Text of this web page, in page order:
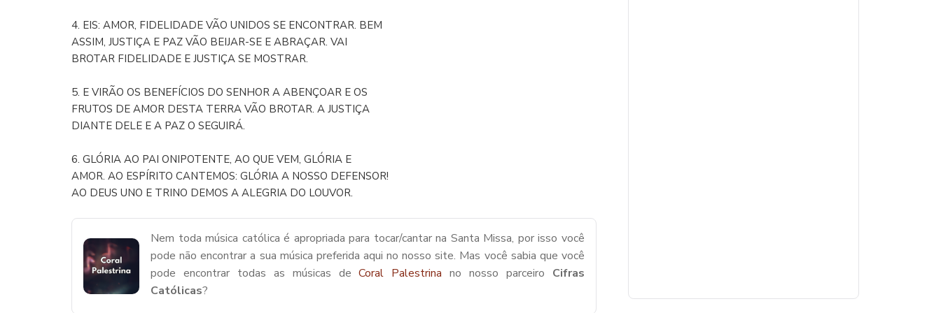
4. EIS: AMOR, FIDELIDADE VÃO UNIDOS SE ENCONTRAR. BEM
ASSIM, JUSTIÇA E PAZ VÃO BEIJAR-SE E ABRAÇAR. VAI
BROTAR FIDELIDADE E JUSTIÇA SE MOSTRAR.
5. E VIRÃO OS BENEFÍCIOS DO SENHOR A ABENÇOAR E OS
FRUTOS DE AMOR DESTA TERRA VÃO BROTAR. A JUSTIÇA
DIANTE DELE E A PAZ O SEGUIRÁ.
6. GLÓRIA AO PAI ONIPOTENTE, AO QUE VEM, GLÓRIA E
AMOR. AO ESPÍRITO CANTEMOS: GLÓRIA A NOSSO DEFENSOR!
AO DEUS UNO E TRINO DEMOS A ALEGRIA DO LOUVOR.
Nem toda música católica é apropriada para tocar/cantar na Santa Missa, por isso você
pode não encontrar a sua música preferida aqui no nosso site. Mas você sabia que você
pode encontrar todas as músicas deCoral Palestrinano nosso parceiro Cifras
Católicas?